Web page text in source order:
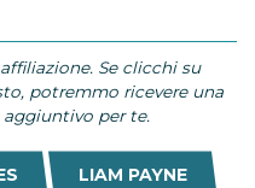
Se clicchi su
potremmo ricevere una
per te.
LIAM PAYNE